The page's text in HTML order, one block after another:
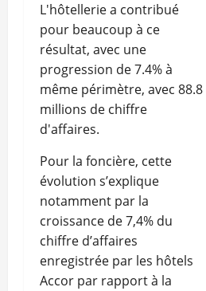
L'hôtellerie a contribué
pour beaucoup à ce
résultat, avec une
progression de 7.4% à
même périmètre, avec 88.8
millions de chiffre
d'affaires.
Pour la foncière, cette
évolution s’explique
notamment par la
croissance de 7,4% du
chiffre d’affaires
enregistrée par les hôtels
Accor par rapport à la